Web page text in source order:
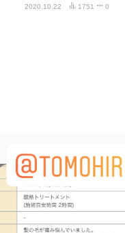
2020.10.22 1751 0